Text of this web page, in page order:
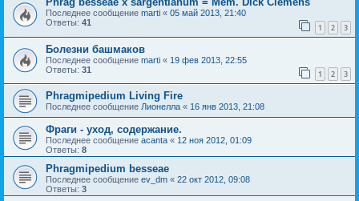
Последнее сообщение marti « 05 май 2013, 21:40
Ответы: 41 1 2 3
Болезни башмаков
Последнее сообщение marti « 19 фев 2013, 22:55
Ответы: 31 1 2 3
Phragmipedium Living Fire
Последнее сообщение Лионелла « 16 янв 2013, 21:08
Фраги - уход, содержание.
Последнее сообщение acanta « 12 ноя 2012, 01:09
Ответы: 8
Phragmipedium besseae
Последнее сообщение ev_dm « 22 окт 2012, 09:08
Ответы: 3